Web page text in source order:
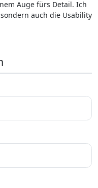
Auge fürs Detail. Ich
auch die Usability